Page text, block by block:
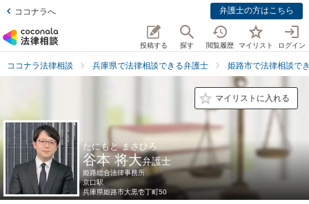
ココナラへ 弁護士の方はこちら
投稿する 探す 閲覧履歴 マイリスト ログイン
ココナラ法律相談 兵庫県で法律相談できる弁護士 姫路市で法律相談で
マイリストに入れる
たにもと まさひろ
谷本 将大弁護士
姫路総合法律事務所
京口駅
兵庫県姫路市大黒壱丁町50